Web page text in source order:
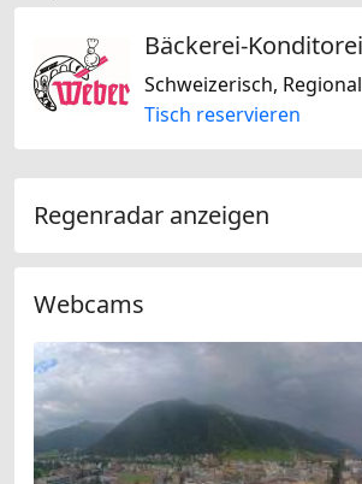
Schweizerisch, Regional
Tisch reservieren
Regenradar anzeigen
Webcams